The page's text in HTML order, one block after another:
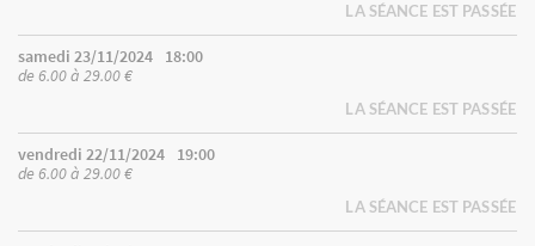
LA SÉANCE EST PASSÉE
samedi 23/11/2024
18:00
de 6.00 à 29.00 €
LA SÉANCE EST PASSÉE
vendredi 22/11/2024
19:00
de 6.00 à 29.00 €
LA SÉANCE EST PASSÉE